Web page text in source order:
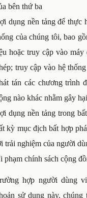
bên thứ ba
dụng nền tảng để thực
của chúng tôi, bao
hoặc truy cập vào
truy cập vào hệ
tán các chương trình
nào khác nhằm gây
dụng nền tảng trong
kỳ mục địch bất hợp
trải nghiệm của người
phạm chính sách cộng
hợp người dùng
sử dụng này,